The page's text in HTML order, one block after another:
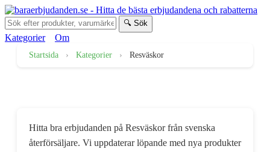
🔍 Sök
Kategorier Om
Startsida › Kategorier › Resväskor
Hitta bra erbjudanden på Resväskor från svenska
återförsäljare. Vi uppdaterar löpande med nya produkter